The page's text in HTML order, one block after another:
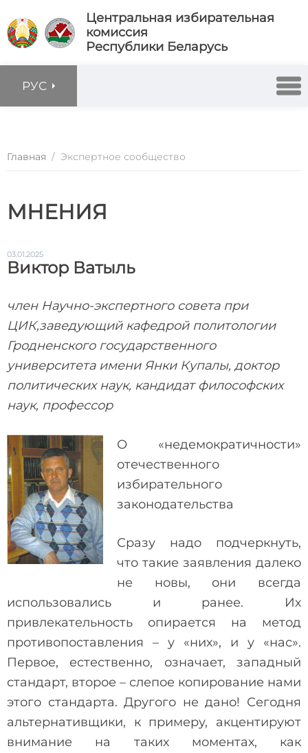
Центральная избирательная
комиссия
Республики Беларусь
РУС
Главная / Экспертное сообщество
МНЕНИЯ
03.01.2025
Виктор Ватыль
член Научно-экспертного совета при
ЦИК,заведующий кафедрой политологии
Гродненского государственного
университета имени Янки Купалы, доктор
политических наук, кандидат философских
наук, профессор
О «недемократичности»
отечественного
избирательного
законодательства
Сразу надо подчеркнуть,
что такие заявления далеко
не новы, они всегда
использовались и ранее. Их
привлекательность опирается на метод
противопоставления – у «них», и у «нас».
Первое, естественно, означает, западный
стандарт, второе – слепое копирование нами
этого стандарта. Другого не дано! Сегодня
альтернативщики, к примеру, акцентируют
внимание на таких моментах, как